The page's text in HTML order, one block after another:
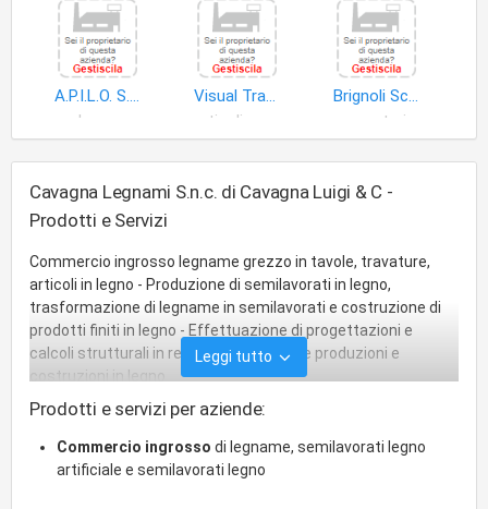
A.P.I.L.O. S.R.L
legno
Visual Trade S.r.l
Brignoli Scale Ed Infissi S.n.c. di Buffadossi Mirco & C
Cavagna Legnami S.n.c. di Cavagna Luigi & C -
Prodotti e Servizi
Commercio ingrosso legname grezzo in tavole, travature,
articoli in legno - Produzione di semilavorati in legno,
trasformazione di legname in semilavorati e costruzione di
prodotti finiti in legno - Effettuazione di progettazioni e
calcoli strutturali in relazione alle proprie produzioni e
costruzioni in legno
Leggi tutto
Prodotti e servizi per aziende:
Commercio ingrosso di legname, semilavorati legno
artificiale e semilavorati legno